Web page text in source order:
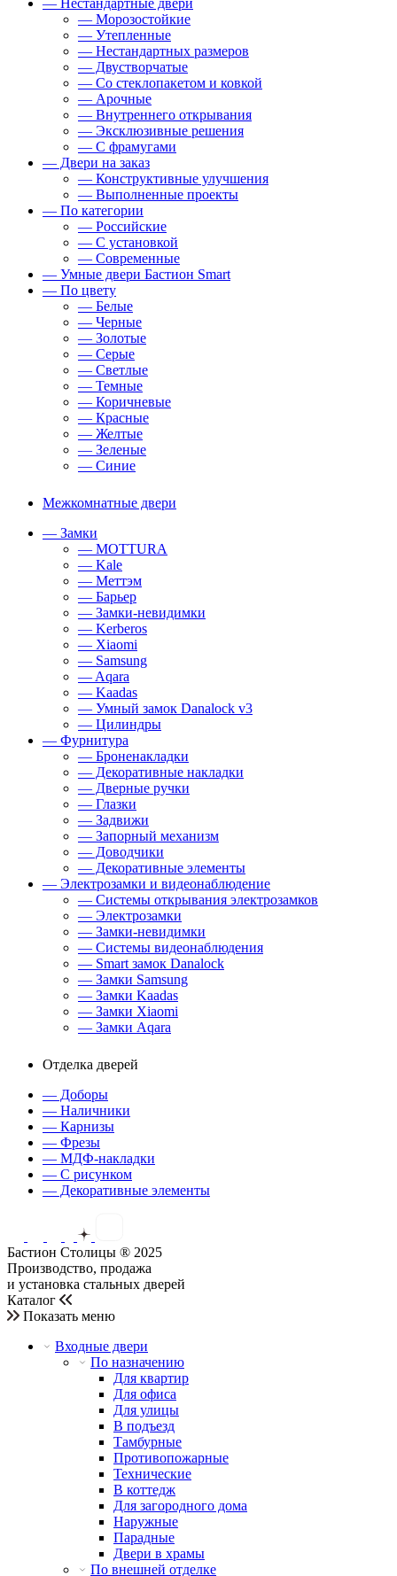
— Нестандартные двери
— Морозостойкие
— Утепленные
— Нестандартных размеров
— Двустворчатые
— Со стеклопакетом и ковкой
— Арочные
— Внутреннего открывания
— Эксклюзивные решения
— С фрамугами
— Двери на заказ
— Конструктивные улучшения
— Выполненные проекты
— По категории
— Российские
— С установкой
— Современные
— Умные двери Бастион Smart
— По цвету
— Белые
— Черные
— Золотые
— Серые
— Светлые
— Темные
— Коричневые
— Красные
— Желтые
— Зеленые
— Синие
Межкомнатные двери
— Замки
— MOTTURA
— Kale
— Меттэм
— Барьер
— Замки-невидимки
— Kerberos
— Xiaomi
— Samsung
— Aqara
— Kaadas
— Умный замок Danalock v3
— Цилиндры
— Фурнитура
— Броненакладки
— Декоративные накладки
— Дверные ручки
— Глазки
— Задвижи
— Запорный механизм
— Доводчики
— Декоративные элементы
— Электрозамки и видеонаблюдение
— Системы открывания электрозамков
— Электрозамки
— Замки-невидимки
— Системы видеонаблюдения
— Smart замок Danalock
— Замки Samsung
— Замки Kaadas
— Замки Xiaomi
— Замки Aqara
Отделка дверей
— Доборы
— Наличники
— Карнизы
— Фрезы
— МДФ-накладки
— С рисунком
— Декоративные элементы
Бастион Столицы ® 2025
Производство, продажа
и установка стальных дверей
Каталог
Показать меню
Входные двери
По назначению
Для квартир
Для офиса
Для улицы
В подъезд
Тамбурные
Противопожарные
Технические
В коттедж
Для загородного дома
Наружные
Парадные
Двери в храмы
По внешней отделке